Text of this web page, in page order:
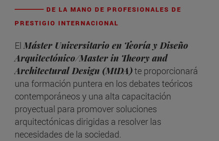
DE LA MANO DE PROFESIONALES DE
PRESTIGIO INTERNACIONAL
ElMáster Universitario en Teoría y Diseño
Arquitectónico/Master in Theory and
Architectural Design (MtDA)te proporcionará
una formación puntera en los debates teóricos
contemporáneos y una alta capacitación
proyectual para promover soluciones
arquitectónicas dirigidas a resolver las
necesidades de la sociedad.